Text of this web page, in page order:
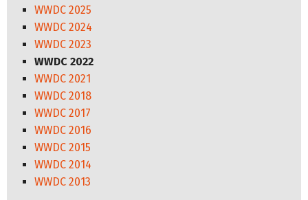
WWDC 2025
WWDC 2024
WWDC 2023
WWDC 2022
WWDC 2021
WWDC 2018
WWDC 2017
WWDC 2016
WWDC 2015
WWDC 2014
WWDC 2013